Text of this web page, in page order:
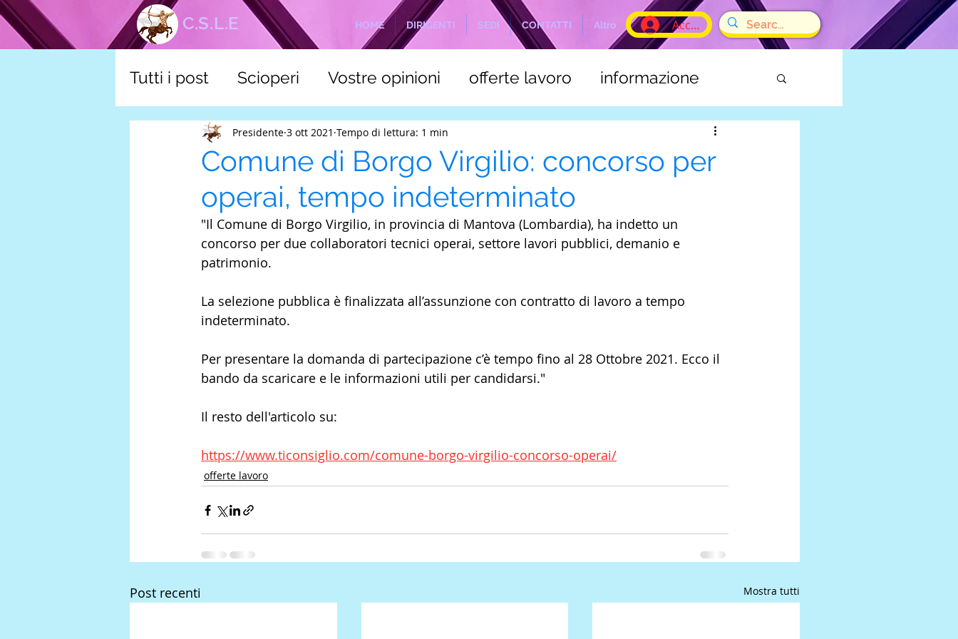
C.S.L.E Accedi
HOME DIRIGENTI SEDI CONTATTI Altro
Tutti i post Scioperi Vostre opinioni offerte lavoro informazione
Tutela scuola C.S.L.E. Marittimi
Comune di Borgo Virgilio: concorso per
operai, tempo indeterminato
Presidente 3 ott 2021 Tempo di lettura: 1 min
"Il Comune di Borgo Virgilio, in provincia di Mantova (Lombardia), ha indetto un
concorso per due collaboratori tecnici operai, settore lavori pubblici, demanio e
patrimonio.
La selezione pubblica è finalizzata all’assunzione con contratto di lavoro a tempo
indeterminato.
Per presentare la domanda di partecipazione c’è tempo fino al 28 Ottobre 2021. Ecco il
bando da scaricare e le informazioni utili per candidarsi."
Il resto dell'articolo su:
https://www.ticonsiglio.com/comune-borgo-virgilio-concorso-operai/
offerte lavoro
Post recenti Mostra tutti